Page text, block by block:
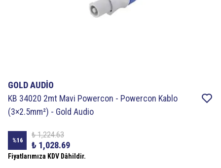
GOLD AUDİO
KB 34020 2mt Mavi Powercon - Powercon Kablo
(3×2.5mm²) - Gold Audio
%16
₺ 1,224.63
₺ 1,028.69
Fiyatlarımıza KDV Dâhildir.